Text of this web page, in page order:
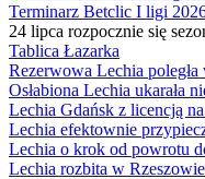
Terminarz Betclic I ligi
24 lipca rozpocznie się
Tablica Łazarka
Rezerwowa Lechia
Osłabiona Lechia ukarała
Lechia Gdańsk z licencją
Lechia efektownie
Lechia o krok od powrotu
Lechia rozbita w Rzeszowie